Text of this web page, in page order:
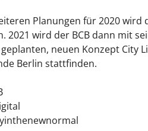
Planungen für 2020 wird
2021 wird der BCB dann mit
geplanten, neuen Konzept City
Berlin stattfinden.